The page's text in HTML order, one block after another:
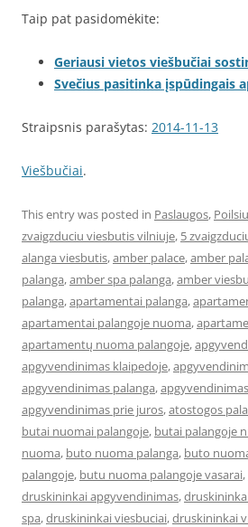
Taip pat pasidomėkite:
Geriausi vietos viešbučiai
Svečius pasitinka įspūdingais
Straipsnis parašytas: 2014-11-13
Viešbučiai.
This entry was posted in Paslaugos,
zvaigzduciu viesbutis vilniuje, 5
alanga viesbutis,amber palace,amber
palanga,amber spa palanga,amber
palanga,apartamentai palanga,
apartamentai palangoje nuoma,
apartamentų nuoma palangoje,
apgyvendinimas klaipedoje,
apgyvendinimas palanga,
apgyvendinimas prie juros,atostogos
butai nuomai palangoje, butai palangoje
nuoma, buto nuoma palanga, buto
palangoje, butu nuoma palangoje vasarai,
druskininkai apgyvendinimas,
spa,druskininkai viesbuciai,druskininkai